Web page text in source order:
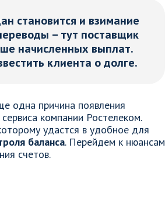
становится и взимание
– тут поставщик
начисленных выплат.
клиента о долге.
одна причина появления
компании Ростелеком.
удастся в удобное для
баланса. Перейдем к нюансам
счетов.